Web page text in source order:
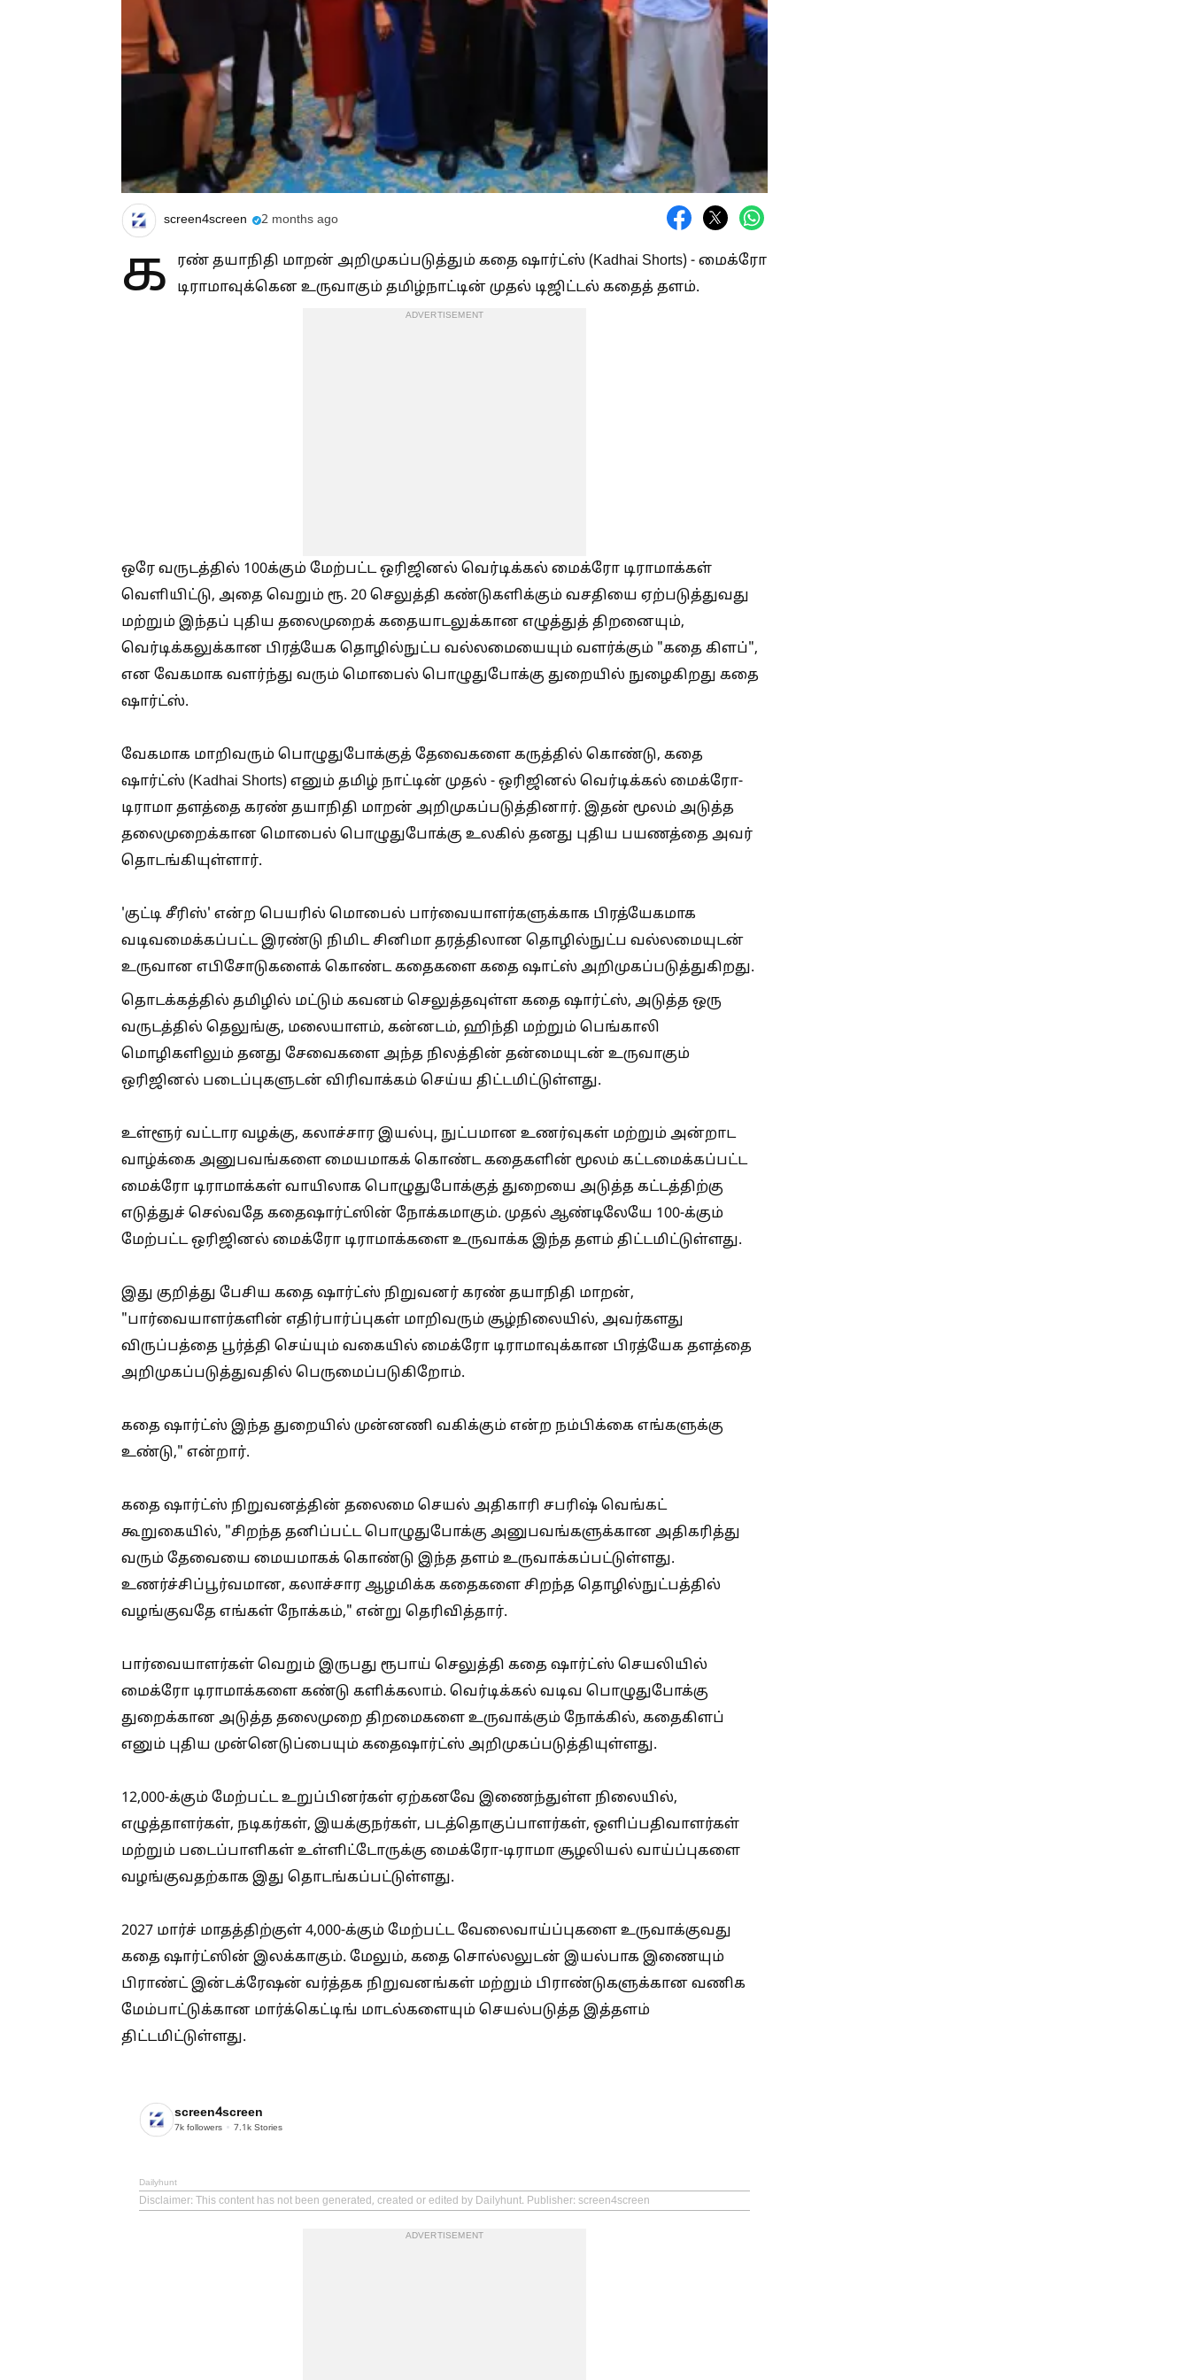
screen4screen 2 months ago
க
ரண் தயாநிதி மாறன் அறிமுகப்படுத்தும் கதை ஷார்ட்ஸ் (Kadhai Shorts) - மைக்ரோ
டிராமாவுக்கென உருவாகும் தமிழ்நாட்டின் முதல் டிஜிட்டல் கதைத் தளம்.
ADVERTISEMENT
ஒரே வருடத்தில் 100க்கும் மேற்பட்ட ஒரிஜினல் வெர்டிக்கல் மைக்ரோ டிராமாக்கள்
வெளியிட்டு, அதை வெறும் ரூ. 20 செலுத்தி கண்டுகளிக்கும் வசதியை ஏற்படுத்துவது
மற்றும் இந்தப் புதிய தலைமுறைக் கதையாடலுக்கான எழுத்துத் திறனையும்,
வெர்டிக்கலுக்கான பிரத்யேக தொழில்நுட்ப வல்லமையையும் வளர்க்கும் "கதை கிளப்",
என வேகமாக வளர்ந்து வரும் மொபைல் பொழுதுபோக்கு துறையில் நுழைகிறது கதை
ஷார்ட்ஸ்.
வேகமாக மாறிவரும் பொழுதுபோக்குத் தேவைகளை கருத்தில் கொண்டு, கதை
ஷார்ட்ஸ் (Kadhai Shorts) எனும் தமிழ் நாட்டின் முதல் - ஒரிஜினல் வெர்டிக்கல் மைக்ரோ-
டிராமா தளத்தை கரண் தயாநிதி மாறன் அறிமுகப்படுத்தினார். இதன் மூலம் அடுத்த
தலைமுறைக்கான மொபைல் பொழுதுபோக்கு உலகில் தனது புதிய பயணத்தை அவர்
தொடங்கியுள்ளார்.
'குட்டி சீரிஸ்' என்ற பெயரில் மொபைல் பார்வையாளர்களுக்காக பிரத்யேகமாக
வடிவமைக்கப்பட்ட இரண்டு நிமிட சினிமா தரத்திலான தொழில்நுட்ப வல்லமையுடன்
உருவான எபிசோடுகளைக் கொண்ட கதைகளை கதை ஷாட்ஸ் அறிமுகப்படுத்துகிறது.
தொடக்கத்தில் தமிழில் மட்டும் கவனம் செலுத்தவுள்ள கதை ஷார்ட்ஸ், அடுத்த ஒரு
வருடத்தில் தெலுங்கு, மலையாளம், கன்னடம், ஹிந்தி மற்றும் பெங்காலி
மொழிகளிலும் தனது சேவைகளை அந்த நிலத்தின் தன்மையுடன் உருவாகும்
ஒரிஜினல் படைப்புகளுடன் விரிவாக்கம் செய்ய திட்டமிட்டுள்ளது.
உள்ளூர் வட்டார வழக்கு, கலாச்சார இயல்பு, நுட்பமான உணர்வுகள் மற்றும் அன்றாட
வாழ்க்கை அனுபவங்களை மையமாகக் கொண்ட கதைகளின் மூலம் கட்டமைக்கப்பட்ட
மைக்ரோ டிராமாக்கள் வாயிலாக பொழுதுபோக்குத் துறையை அடுத்த கட்டத்திற்கு
எடுத்துச் செல்வதே கதைஷார்ட்ஸின் நோக்கமாகும். முதல் ஆண்டிலேயே 100-க்கும்
மேற்பட்ட ஒரிஜினல் மைக்ரோ டிராமாக்களை உருவாக்க இந்த தளம் திட்டமிட்டுள்ளது.
இது குறித்து பேசிய கதை ஷார்ட்ஸ் நிறுவனர் கரண் தயாநிதி மாறன்,
"பார்வையாளர்களின் எதிர்பார்ப்புகள் மாறிவரும் சூழ்நிலையில், அவர்களது
விருப்பத்தை பூர்த்தி செய்யும் வகையில் மைக்ரோ டிராமாவுக்கான பிரத்யேக தளத்தை
அறிமுகப்படுத்துவதில் பெருமைப்படுகிறோம்.
கதை ஷார்ட்ஸ் இந்த துறையில் முன்னணி வகிக்கும் என்ற நம்பிக்கை எங்களுக்கு
உண்டு," என்றார்.
கதை ஷார்ட்ஸ் நிறுவனத்தின் தலைமை செயல் அதிகாரி சபரிஷ் வெங்கட்
கூறுகையில், "சிறந்த தனிப்பட்ட பொழுதுபோக்கு அனுபவங்களுக்கான அதிகரித்து
வரும் தேவையை மையமாகக் கொண்டு இந்த தளம் உருவாக்கப்பட்டுள்ளது.
உணர்ச்சிப்பூர்வமான, கலாச்சார ஆழமிக்க கதைகளை சிறந்த தொழில்நுட்பத்தில்
வழங்குவதே எங்கள் நோக்கம்," என்று தெரிவித்தார்.
பார்வையாளர்கள் வெறும் இருபது ரூபாய் செலுத்தி கதை ஷார்ட்ஸ் செயலியில்
மைக்ரோ டிராமாக்களை கண்டு களிக்கலாம். வெர்டிக்கல் வடிவ பொழுதுபோக்கு
துறைக்கான அடுத்த தலைமுறை திறமைகளை உருவாக்கும் நோக்கில், கதைகிளப்
எனும் புதிய முன்னெடுப்பையும் கதைஷார்ட்ஸ் அறிமுகப்படுத்தியுள்ளது.
12,000-க்கும் மேற்பட்ட உறுப்பினர்கள் ஏற்கனவே இணைந்துள்ள நிலையில்,
எழுத்தாளர்கள், நடிகர்கள், இயக்குநர்கள், படத்தொகுப்பாளர்கள், ஒளிப்பதிவாளர்கள்
மற்றும் படைப்பாளிகள் உள்ளிட்டோருக்கு மைக்ரோ-டிராமா சூழலியல் வாய்ப்புகளை
வழங்குவதற்காக இது தொடங்கப்பட்டுள்ளது.
2027 மார்ச் மாதத்திற்குள் 4,000-க்கும் மேற்பட்ட வேலைவாய்ப்புகளை உருவாக்குவது
கதை ஷார்ட்ஸின் இலக்காகும். மேலும், கதை சொல்லலுடன் இயல்பாக இணையும்
பிராண்ட் இன்டக்ரேஷன் வர்த்தக நிறுவனங்கள் மற்றும் பிராண்டுகளுக்கான வணிக
மேம்பாட்டுக்கான மார்க்கெட்டிங் மாடல்களையும் செயல்படுத்த இத்தளம்
திட்டமிட்டுள்ளது.
screen4screen
7k followers 7.1k Stories
Dailyhunt
Disclaimer: This content has not been generated, created or edited by Dailyhunt. Publisher: screen4screen
ADVERTISEMENT